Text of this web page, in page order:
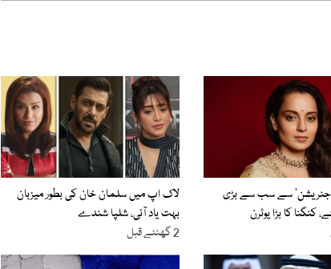
جنریشن‘ سے سب سے بڑی
کنگنا کا بڑا یوٹرن
لاک اپ میں سلمان خان کی بطور میزبان
بہت یاد آئی، شلپا شندے
2 گھنٹے قبل